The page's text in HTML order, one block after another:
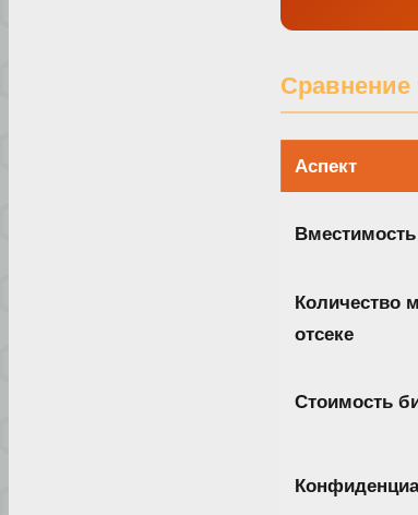
Аспект
Вместимость
Количество
отсеке
Стоимость